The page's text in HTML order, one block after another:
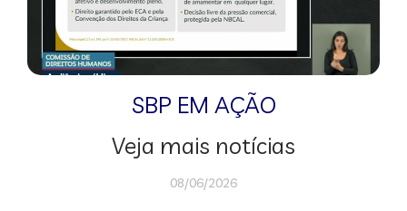
SBP EM AÇÃO
Veja mais notícias
08/06/2026